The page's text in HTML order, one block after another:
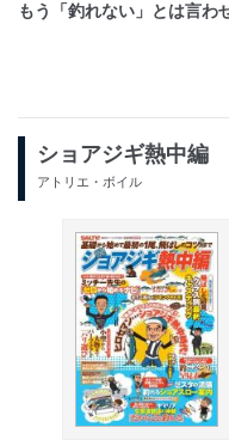
もう「釣れない」とは言わ
ショアジギ熱中編
アトリエ・ボイル